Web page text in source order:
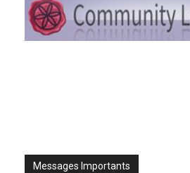
Messages Importants